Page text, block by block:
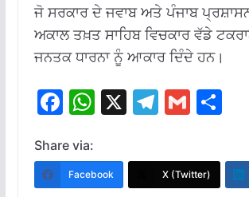
ਜੋ ਸਰਕਾਰ ਦੇ ਜਵਾਬ ਅਤੇ ਪੰਜਾਬ
ਅਕਾਲ ਤਖ਼ਤ ਸਾਹਿਬ ਵਿਚਕਾਰ ਵੱਡੇ
ਜਨਤਕ ਧਾਰਨਾ ਨੂੰ ਆਕਾਰ ਦਿੰਦੇ ਹਨ।
F
e
b
W
at
s
X T
e
gr
G
ai
l
S
ar
e
Share via:
Facebook X (Twitter)